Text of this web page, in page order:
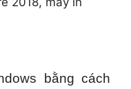
bằng cách